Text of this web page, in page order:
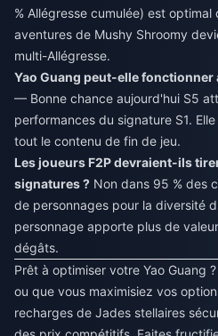
% Allégresse cumulée) est
aventures de Mushy Shroomy
multi-Allégresse.
Yao Guang peut-elle
— Bonne chance aujourd'hui S5
performances du signature S1.
tout le contenu de fin de jeu.
Les joueurs F2P devraient-ils
signatures ? Non dans 95 % des
de personnages pour la diversité
personnage apporte plus de
dégâts.
Prêt à optimiser votre Yao Guang
ou que vous maximisiez vos
recharges de Jades stellaires